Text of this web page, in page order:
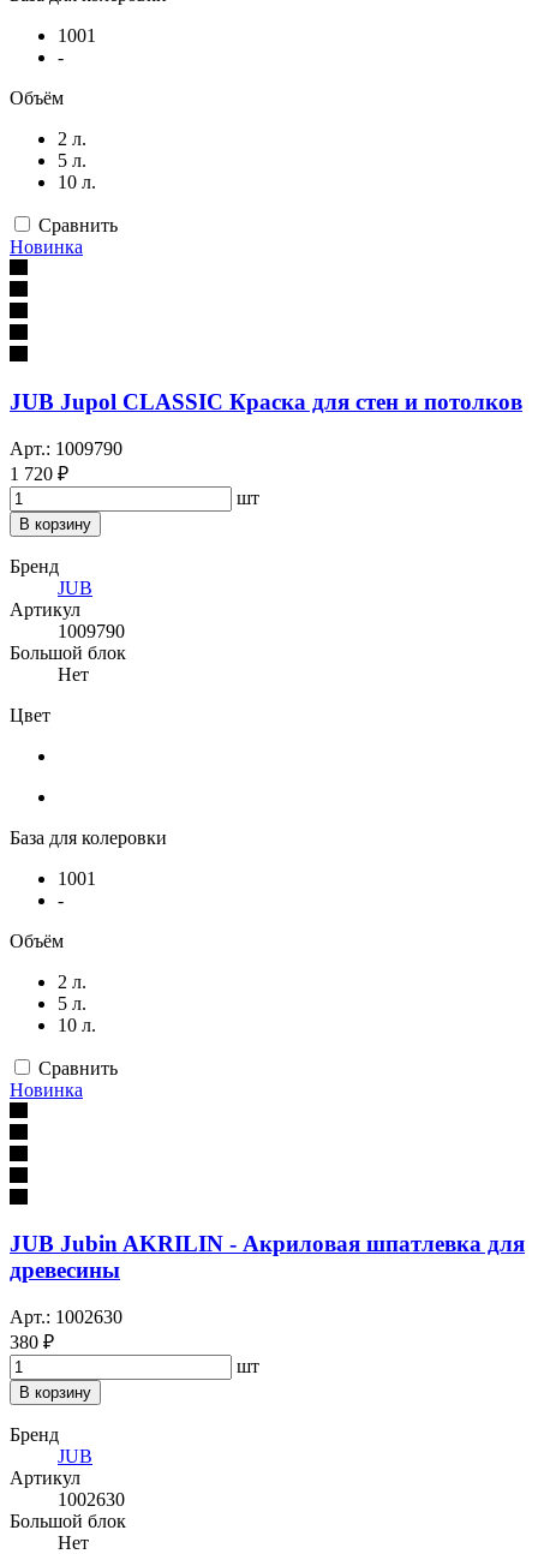
1001
-
Объём
2 л.
5 л.
10 л.
Сравнить
Новинка
JUB Jupol CLASSIC Краска для стен и потолков
Арт.: 1009790
1 720 ₽
шт
В корзину
Бренд
JUB
Артикул
1009790
Большой блок
Нет
Цвет
База для колеровки
1001
-
Объём
2 л.
5 л.
10 л.
Сравнить
Новинка
JUB Jubin AKRILIN - Акриловая шпатлевка для
древесины
Арт.: 1002630
380 ₽
шт
В корзину
Бренд
JUB
Артикул
1002630
Большой блок
Нет